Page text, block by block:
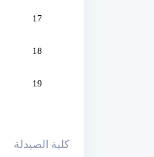
17
18
19
كلية الصيدلة